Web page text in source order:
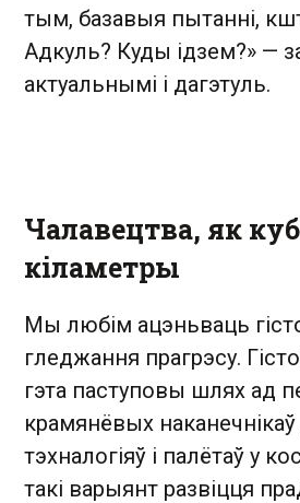
тым, базавыя пытанні,
Адкуль? Куды ідзем?» —
актуальнымі і дагэтуль.
Чалавецтва, як
кіламетры
Мы любім ацэньваць
гледжання прагрэсу.
гэта паступовы шлях ад
крамянёвых
тэхналогіяў і палётаў у
такі варыянт развіцця